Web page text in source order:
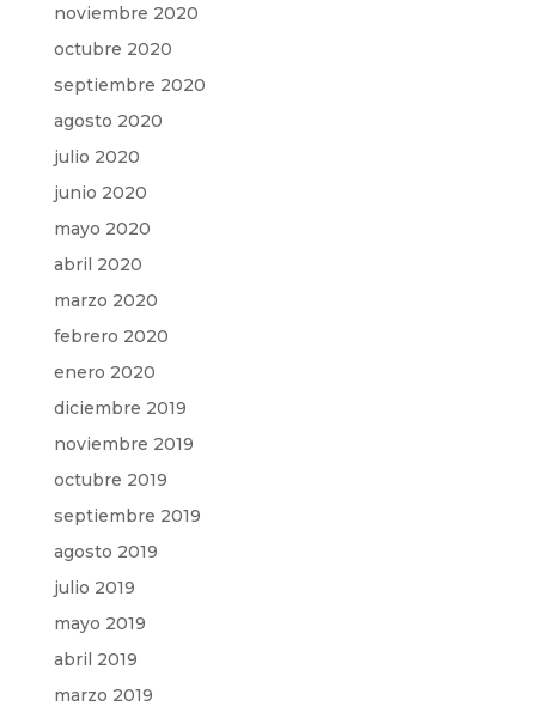
noviembre 2020
octubre 2020
septiembre 2020
agosto 2020
julio 2020
junio 2020
mayo 2020
abril 2020
marzo 2020
febrero 2020
enero 2020
diciembre 2019
noviembre 2019
octubre 2019
septiembre 2019
agosto 2019
julio 2019
mayo 2019
abril 2019
marzo 2019